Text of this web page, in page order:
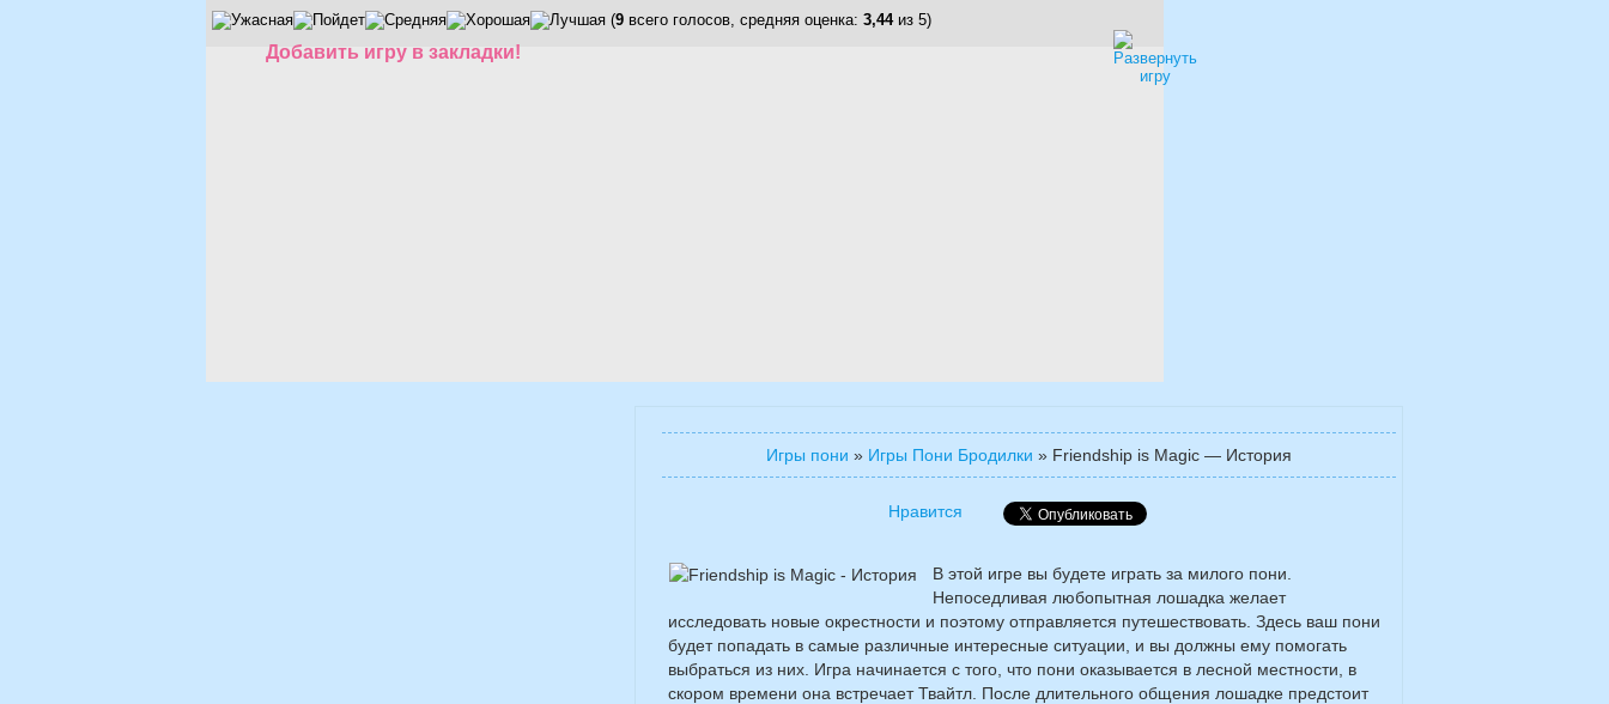
(9 всего голосов, средняя оценка: 3,44из 5)
Добавить игру в закладки!
Игры пони » Игры Пони Бродилки » Friendship is Magic — История
Нравится
В этой игре вы будете играть за милого пони.
Непоседливая любопытная лошадка желает
исследовать новые окрестности и поэтому отправляется путешествовать. Здесь ваш пони
будет попадать в самые различные интересные ситуации, и вы должны ему помогать
выбраться из них. Игра начинается с того, что пони оказывается в лесной местности, в
скором времени она встречает Твайтл. После длительного общения лошадке предстоит